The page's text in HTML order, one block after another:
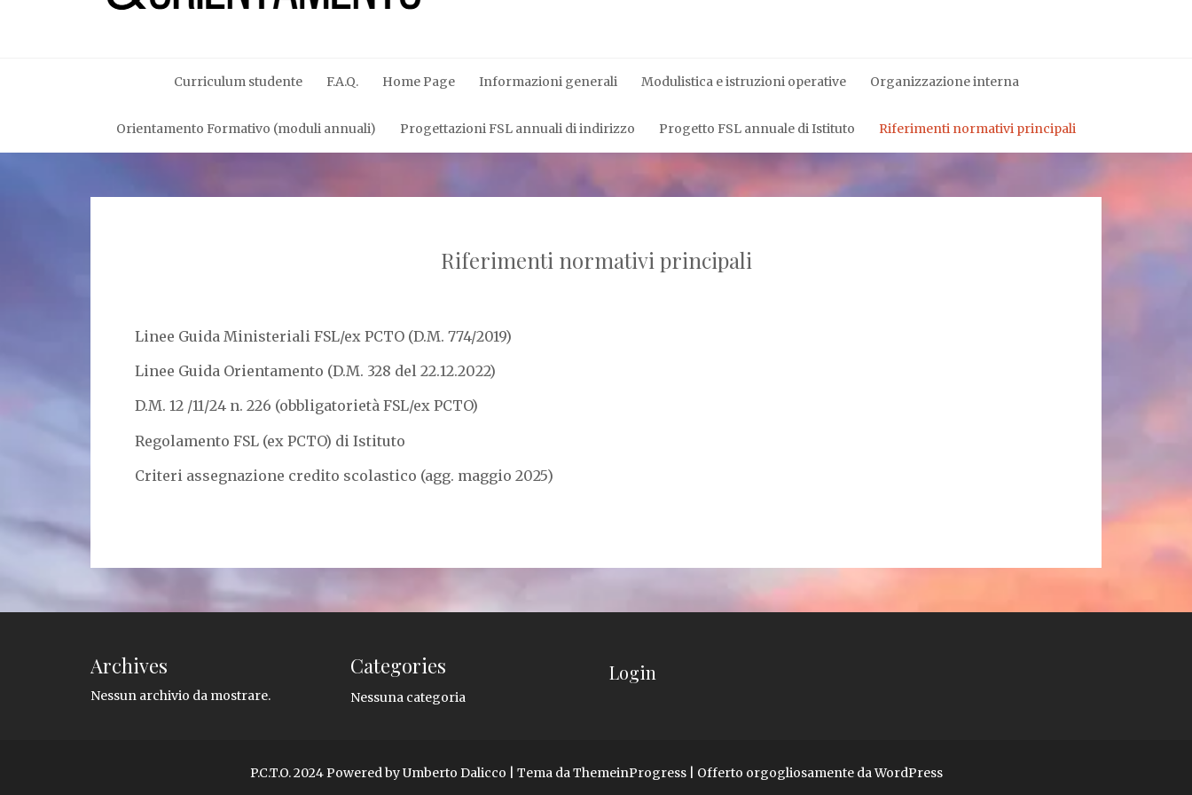
Curriculum studente F.A.Q. Home Page Informazioni generali Modulistica e istruzioni operative Organizzazione interna
Orientamento Formativo (moduli annuali) Progettazioni FSL annuali di indirizzo Progetto FSL annuale di Istituto Riferimenti normativi principali
Riferimenti normativi principali
Linee Guida Ministeriali FSL/ex PCTO (D.M. 774/2019)
Linee Guida Orientamento (D.M. 328 del 22.12.2022)
D.M. 12 /11/24 n. 226 (obbligatorietà FSL/ex PCTO)
Regolamento FSL (ex PCTO) di Istituto
Criteri assegnazione credito scolastico (agg. maggio 2025)
Archives
Nessun archivio da mostrare.
Categories
Nessuna categoria
Login
P.C.T.O. 2024 Powered by Umberto Dalicco | Tema da ThemeinProgress | Offerto orgogliosamente da WordPress